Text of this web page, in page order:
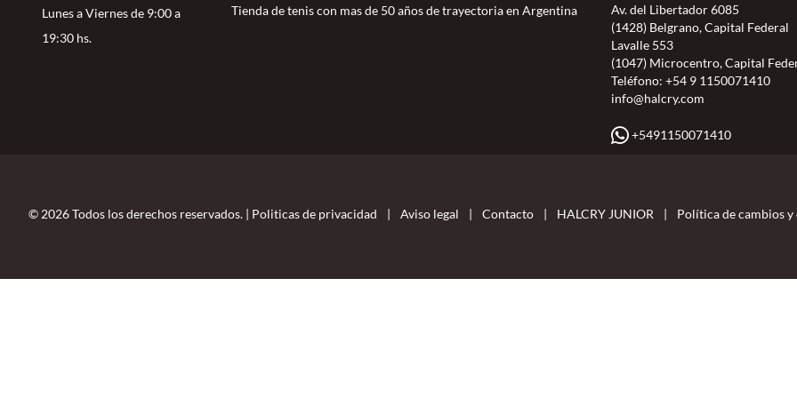
Lunes a Viernes de 9:00 a
19:30 hs.
Tienda de tenis con mas de 50 años de trayectoria en Argentina
Av. del Libertador 6085
(1428) Belgrano, Capital Federal
Lavalle 553
(1047) Microcentro, Capital
Teléfono: +54 9 1150071410
info@halcry.com
+5491150071410
© 2026 Todos los derechos reservados. | Politicas de privacidad | Aviso legal | Contacto | HALCRY JUNIOR | Política de cambios